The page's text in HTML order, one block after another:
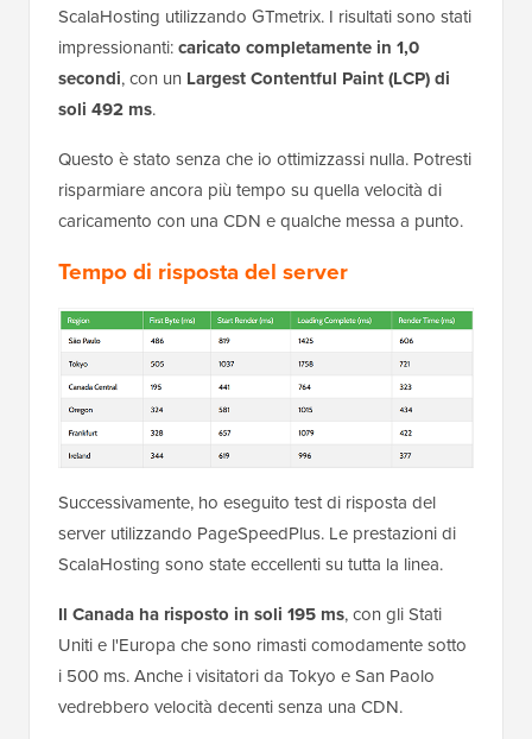
ScalaHosting utilizzando GTmetrix. I risultati sono stati
impressionanti:caricato completamente in 1,0
secondi, con un Largest Contentful Paint (LCP) di
soli 492 ms.
Questo è stato senza che io ottimizzassi nulla. Potresti
risparmiare ancora più tempo su quella velocità di
caricamento con una CDN e qualche messa a punto.
Tempo di risposta del server
Successivamente, ho eseguito test di risposta del
server utilizzando PageSpeedPlus. Le prestazioni di
ScalaHosting sono state eccellenti su tutta la linea.
Il Canada ha risposto in soli 195 ms, con gli Stati
Uniti e l'Europa che sono rimasti comodamente sotto
i 500 ms. Anche i visitatori da Tokyo e San Paolo
vedrebbero velocità decenti senza una CDN.